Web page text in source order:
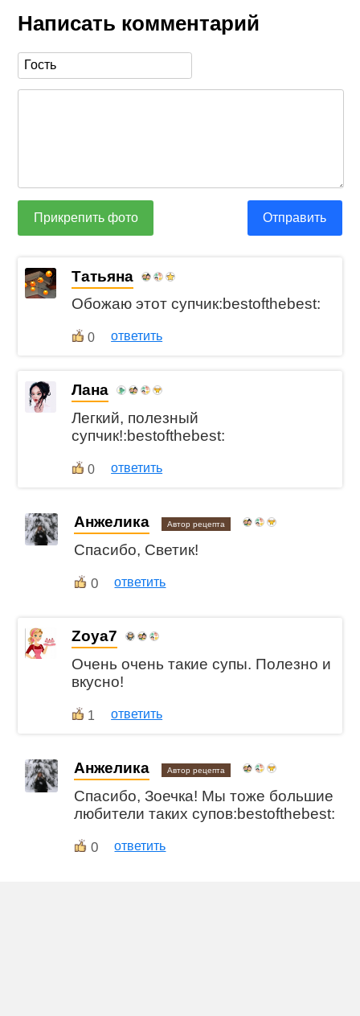
Написать комментарий
Прикрепить фото Отправить
Татьяна
Обожаю этот супчик:bestofthebest:
0 ответить
Лана
Легкий, полезный
супчик!:bestofthebest:
0 ответить
Анжелика Автор рецепта
Спасибо, Светик!
0 ответить
Zoya7
Очень очень такие супы. Полезно и
вкусно!
1 ответить
Анжелика Автор рецепта
Спасибо, Зоечка! Мы тоже большие
любители таких супов:bestofthebest:
0 ответить